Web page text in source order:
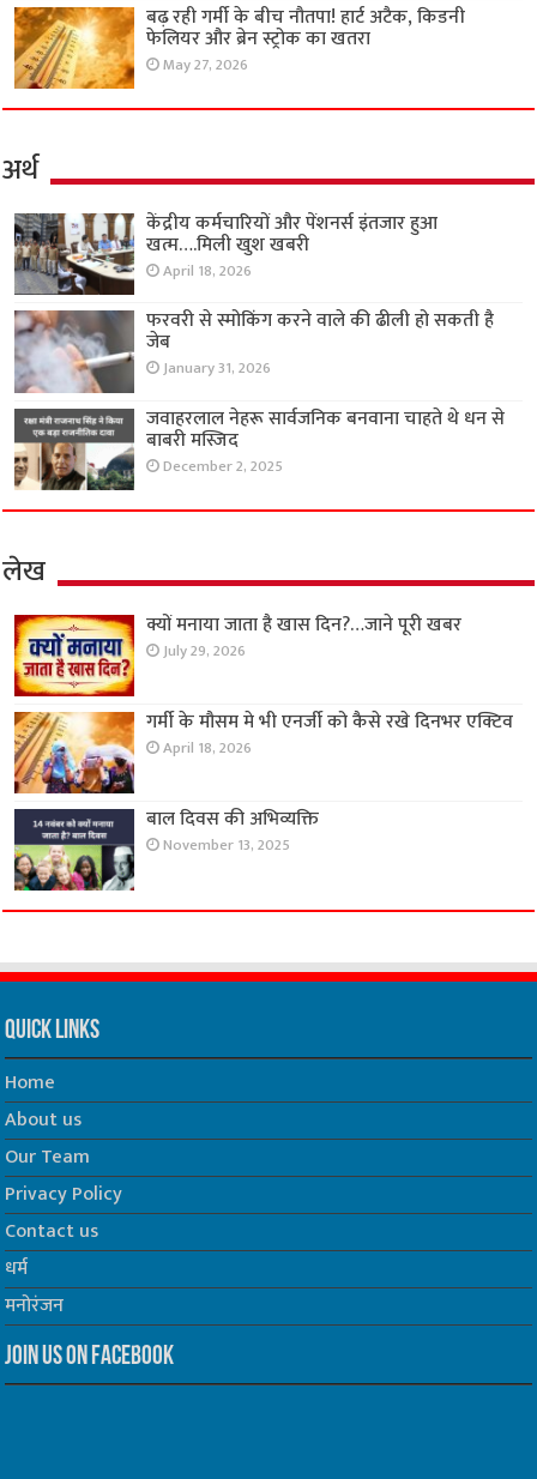
बढ़ रही गर्मी के बीच नौतपा! हार्ट अटैक, किडनी
फेलियर और ब्रेन स्ट्रोक का खतरा
May 27, 2026
अर्थ
केंद्रीय कर्मचारियों और पेंशनर्स इंतजार हुआ
खत्म….मिली खुश खबरी
April 18, 2026
फरवरी से स्मोकिंग करने वाले की ढीली हो सकती है
जेब
January 31, 2026
जवाहरलाल नेहरू सार्वजनिक बनवाना चाहते थे धन से
बाबरी मस्जिद
December 2, 2025
लेख
क्यों मनाया जाता है खास दिन?…जाने पूरी खबर
July 29, 2026
गर्मी के मौसम मे भी एनर्जी को कैसे रखे दिनभर एक्टिव
April 18, 2026
बाल दिवस की अभिव्यक्ति
November 13, 2025
Quick Links
Home
About us
Our Team
Privacy Policy
Contact us
धर्म
मनोरंजन
Join us on Facebook